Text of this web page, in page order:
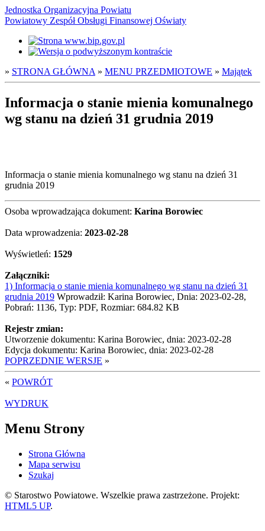
Jednostka Organizacyjna Powiatu
Powiatowy Zespół Obsługi Finansowej Oświaty
» STRONA GŁÓWNA » MENU PRZEDMIOTOWE » Majątek
Informacja o stanie mienia komunalnego
wg stanu na dzień 31 grudnia 2019
Informacja o stanie mienia komunalnego wg stanu na dzień 31
grudnia 2019
Osoba wprowadzająca dokument: Karina Borowiec
Data wprowadzenia: 2023-02-28
Wyświetleń: 1529
Załączniki:
1) Informacja o stanie mienia komunalnego wg stanu na dzień 31
grudnia 2019 Wprowadził: Karina Borowiec, Dnia: 2023-02-28,
Pobrań: 1136, Typ: PDF, Rozmiar: 684.82 KB
Rejestr zmian:
Utworzenie dokumentu: Karina Borowiec, dnia: 2023-02-28
Edycja dokumentu: Karina Borowiec, dnia: 2023-02-28
POPRZEDNIE WERSJE »
« POWRÓT
WYDRUK
Menu Strony
Strona Główna
Mapa serwisu
Szukaj
© Starostwo Powiatowe. Wszelkie prawa zastrzeżone. Projekt:
HTML5 UP.